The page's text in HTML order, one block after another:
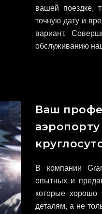
вашей поездке,
точную дату и
вариант.
обслуживанию
Ваш
В компании
опытных и
которые хорошо
деталям, а не